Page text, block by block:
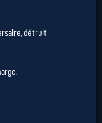
détruit